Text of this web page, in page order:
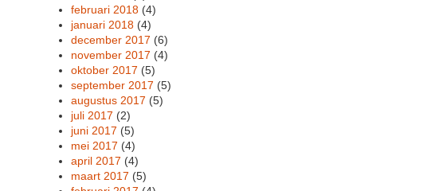
februari 2018 (4)
januari 2018 (4)
december 2017 (6)
november 2017 (4)
oktober 2017 (5)
september 2017 (5)
augustus 2017 (5)
juli 2017 (2)
juni 2017 (5)
mei 2017 (4)
april 2017 (4)
maart 2017 (5)